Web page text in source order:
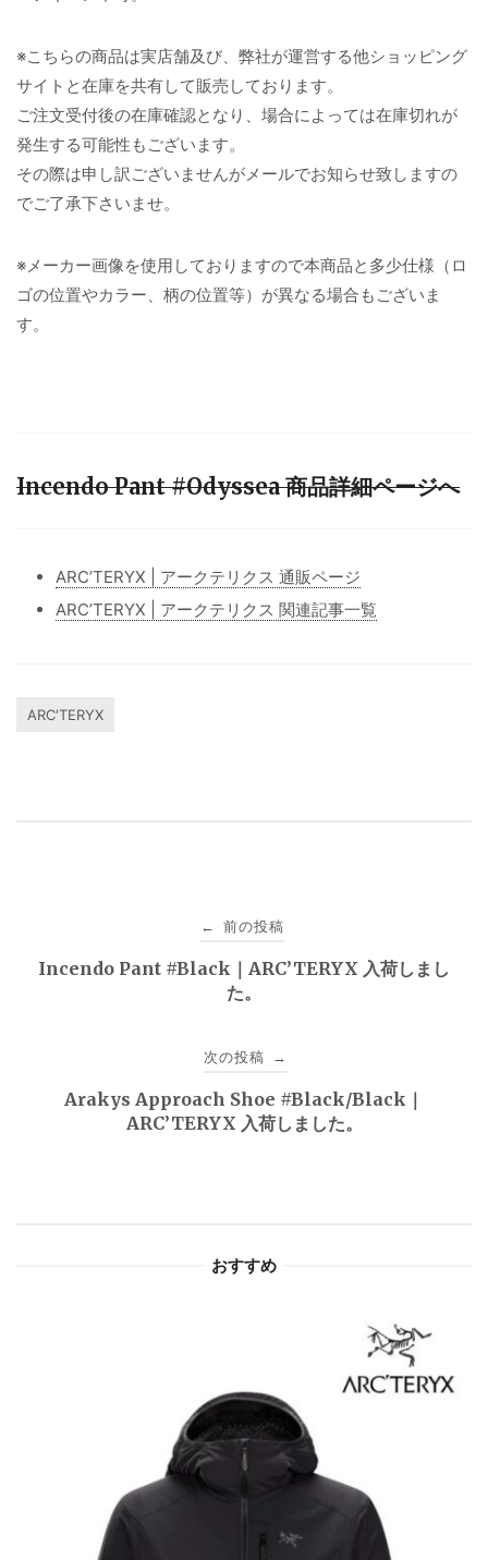
※こちらの商品は実店舗及び、弊社が運営する他ショッピング
サイトと在庫を共有して販売しております。
ご注文受付後の在庫確認となり、場合によっては在庫切れが
発生する可能性もございます。
その際は申し訳ございませんがメールでお知らせ致しますの
でご了承下さいませ。
※メーカー画像を使用しておりますので本商品と多少仕様（ロ
ゴの位置やカラー、柄の位置等）が異なる場合もございま
す。
Incendo Pant #Odyssea 商品詳細ページへ
ARC’TERYX | アークテリクス 通販ページ
ARC’TERYX | アークテリクス 関連記事一覧
ARC'TERYX
← 前の投稿
Incendo Pant #Black｜ARC’TERYX 入荷しまし
た。
次の投稿 →
Arakys Approach Shoe #Black/Black｜
ARC’TERYX 入荷しました。
おすすめ